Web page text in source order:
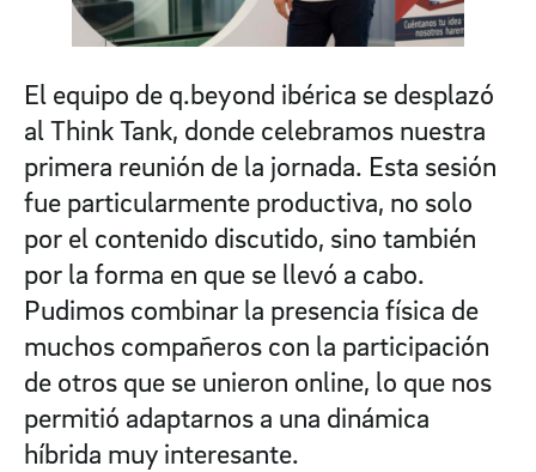
El equipo de q.beyond ibérica se desplazó
al Think Tank, donde celebramos nuestra
primera reunión de la jornada. Esta sesión
fue particularmente productiva, no solo
por el contenido discutido, sino también
por la forma en que se llevó a cabo.
Pudimos combinar la presencia física de
muchos compañeros con la participación
de otros que se unieron online, lo que nos
permitió adaptarnos a una dinámica
híbrida muy interesante.